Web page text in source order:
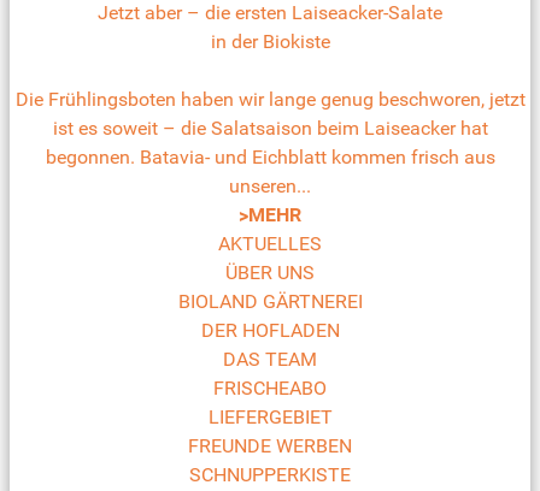
Jetzt aber – die ersten Laiseacker-Salate
in der Biokiste
Die Frühlingsboten haben wir lange genug beschworen, jetzt
ist es soweit – die Salatsaison beim Laiseacker hat
begonnen. Batavia- und Eichblatt kommen frisch aus
unseren...
>MEHR
AKTUELLES
ÜBER UNS
BIOLAND GÄRTNEREI
DER HOFLADEN
DAS TEAM
FRISCHEABO
LIEFERGEBIET
FREUNDE WERBEN
SCHNUPPERKISTE